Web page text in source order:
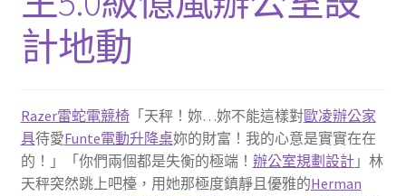
計地動
Razer雷蛇電競椅「天秤！妳…妳不能這樣對歐凌辦公家
具待愛Funte電動升降桌妳的財富！我的心意是實實在在
的！」「你們兩個都是失衡的極端！ 辦公室規劃設計」林
天秤突然跳上吧檯，用她那極度鎮靜且優雅的Herman